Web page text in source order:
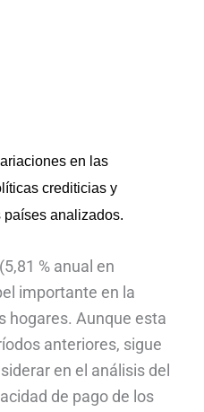
en las
crediticias y
analizados.
% anual en
importante en la
hogares. Aunque esta
anteriores, sigue
en el análisis del
de pago de los